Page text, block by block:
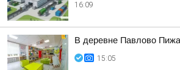
16:09
В деревне Павлово
15:05